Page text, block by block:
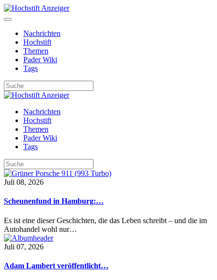
Nachrichten
Hochstift
Themen
Pader Wiki
Tags
Nachrichten
Hochstift
Themen
Pader Wiki
Tags
Juli 08, 2026
Scheunenfund in Hamburg:…
Es ist eine dieser Geschichten, die das Leben schreibt – und die im
Autohandel wohl nur…
Juli 07, 2026
Adam Lambert veröffentlicht…